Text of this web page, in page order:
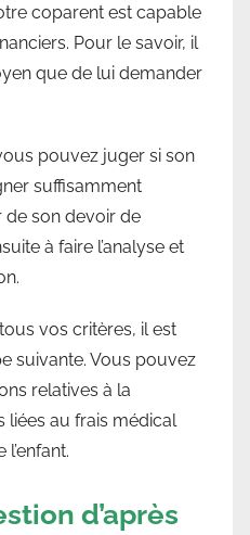
coparent est capable
Pour le savoir, il
que de lui demander
pouvez juger si son
suffisamment
de son devoir de
à faire l’analyse et
vos critères, il est
suivante. Vous pouvez
relatives à la
liées au frais médical
l’enfant.
d’après